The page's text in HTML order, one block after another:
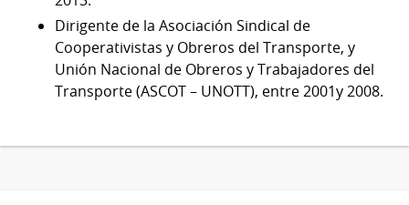
Dirigente de la Asociación Sindical de
Cooperativistas y Obreros del Transporte, y
Unión Nacional de Obreros y Trabajadores del
Transporte (ASCOT – UNOTT), entre 2001y 2008.